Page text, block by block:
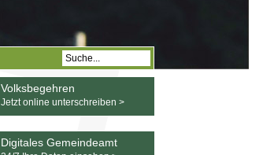
Volksbegehren
Jetzt online unterschreiben >
Digitales Gemeindeamt